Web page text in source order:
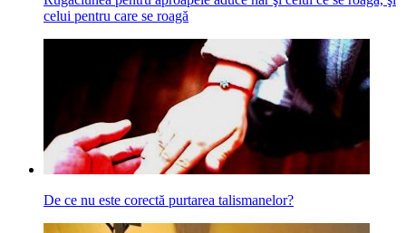
celui pentru care se roagă
De ce nu este corectă purtarea talismanelor?